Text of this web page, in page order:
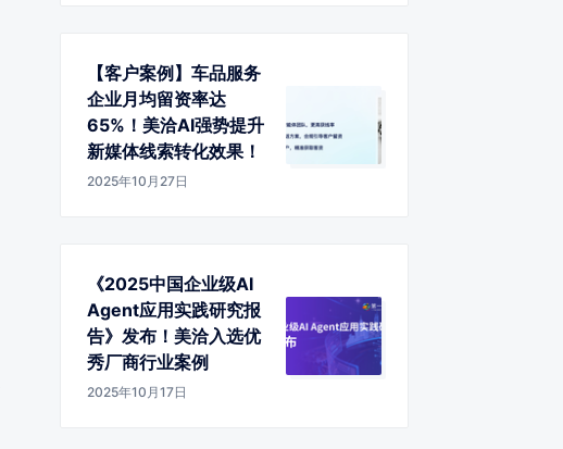
【客户案例】车品服务
企业月均留资率达
65%！美洽AI强势提升
新媒体线索转化效果！
2025年10月27日
《2025中国企业级AI
Agent应用实践研究报
告》发布！美洽入选优
秀厂商行业案例
2025年10月17日